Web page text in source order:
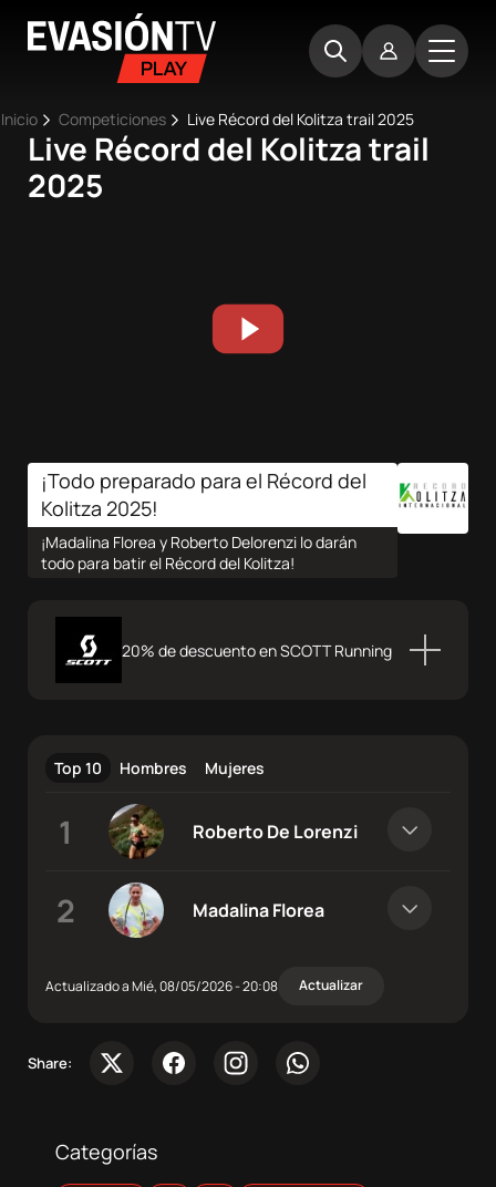
Ruta
de
navegación
Inicio Competiciones Live Récord del Kolitza trail 2025
Live Récord del Kolitza trail
2025
¡Todo preparado para el Récord del
Kolitza 2025!
¡Madalina Florea y Roberto Delorenzi lo darán
todo para batir el Récord del Kolitza!
20% de descuento en SCOTT Running
Top 10 Hombres Mujeres
Roberto De Lorenzi
Madalina Florea
Actualizado a Mié, 08/05/2026 - 20:08 Actualizar
Share:
Categorías
Main
navigation
Inicio
Sobre
nosotros
Atletas